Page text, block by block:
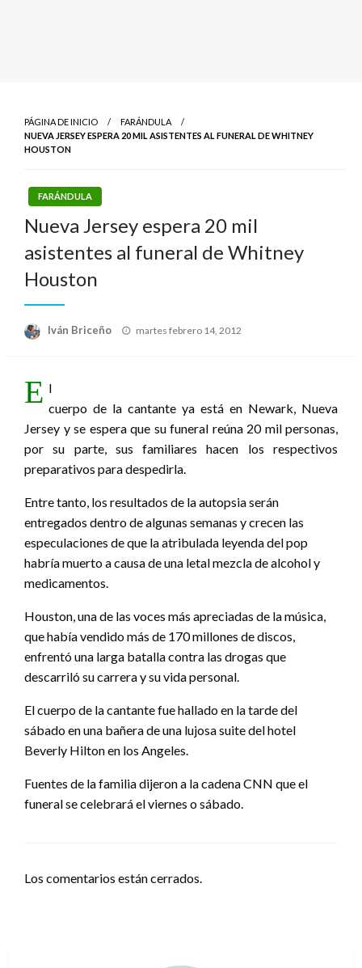
PÁGINA DE INICIO
FARÁNDULA
NUEVA JERSEY ESPERA 20 MIL ASISTENTES AL FUNERAL DE WHITNEY
HOUSTON
FARÁNDULA
Nueva Jersey espera 20 mil
asistentes al funeral de Whitney
Houston
Iván Briceño
Publicado
martes febrero 14, 2012
E l
cuerpo de la cantante ya está en Newark, Nueva
Jersey y se espera que su funeral reúna 20 mil personas,
por su parte, sus familiares hacen los respectivos
preparativos para despedirla.
Entre tanto, los resultados de la autopsia serán
entregados dentro de algunas semanas y crecen las
especulaciones de que la atribulada leyenda del pop
habría muerto a causa de una letal mezcla de alcohol y
medicamentos.
Houston, una de las voces más apreciadas de la música,
que había vendido más de 170 millones de discos,
enfrentó una larga batalla contra las drogas que
descarriló su carrera y su vida personal.
El cuerpo de la cantante fue hallado en la tarde del
sábado en una bañera de una lujosa suite del hotel
Beverly Hilton en los Angeles.
Fuentes de la familia dijeron a la cadena CNN que el
funeral se celebrará el viernes o sábado.
Los comentarios están cerrados.